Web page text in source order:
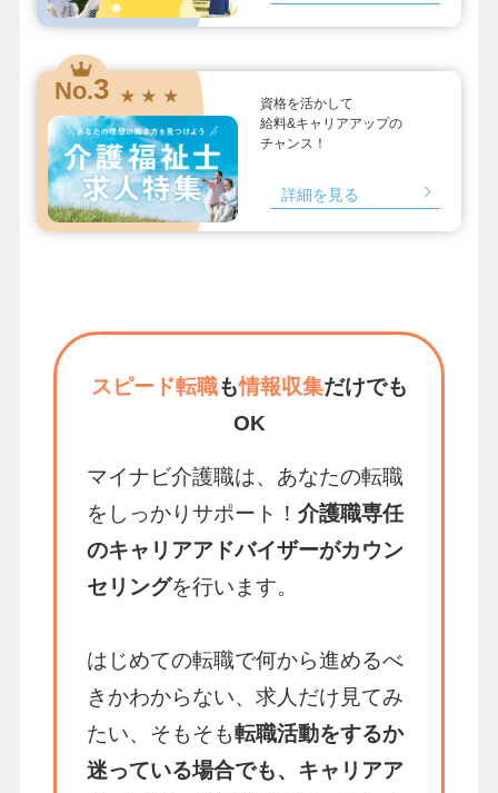
No.3 ★ ★ ★
資格を活かして
給料&キャリアアップの
チャンス！
詳細を見る
スピード転職も情報収集だけでも
OK
マイナビ介護職は、あなたの転職
をしっかりサポート！ 介護職専任
のキャリアアドバイザーがカウン
セリングを行います。
はじめての転職で何から進めるべ
きかわからない、求人だけ見てみ
たい、そもそも転職活動をするか
迷っている場合でも、キャリアア